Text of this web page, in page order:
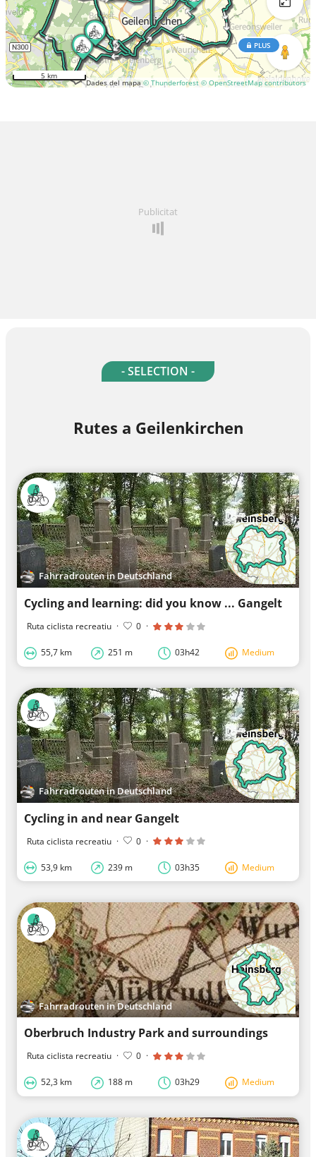
Dades del mapa © Thunderforest © OpenStreetMap contributors
PLUS
5 km
Publicitat
- SELECTION -
Rutes a Geilenkirchen
Fahrradrouten in Deutschland
Cycling and learning: did you know ... Gangelt
Ruta ciclista recreatiu · 0 ·
55,7 km 251 m 03h42 Medium
Fahrradrouten in Deutschland
Cycling in and near Gangelt
Ruta ciclista recreatiu · 0 ·
53,9 km 239 m 03h35 Medium
Fahrradrouten in Deutschland
Oberbruch Industry Park and surroundings
Ruta ciclista recreatiu · 0 ·
52,3 km 188 m 03h29 Medium